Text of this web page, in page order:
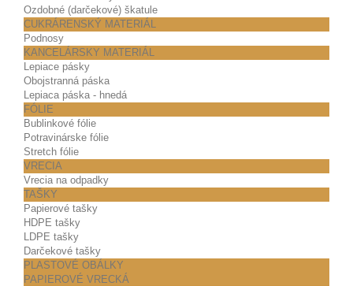
Ozdobné (darčekové) škatule
CUKRÁRENSKÝ MATERIÁL
Podnosy
KANCELÁRSKY MATERIÁL
Lepiace pásky
Obojstranná páska
Lepiaca páska - hnedá
FÓLIE
Bublinkové fólie
Potravinárske fólie
Stretch fólie
VRECIA
Vrecia na odpadky
TAŠKY
Papierové tašky
HDPE tašky
LDPE tašky
Darčekové tašky
PLASTOVÉ OBÁLKY
PAPIEROVÉ VRECKÁ